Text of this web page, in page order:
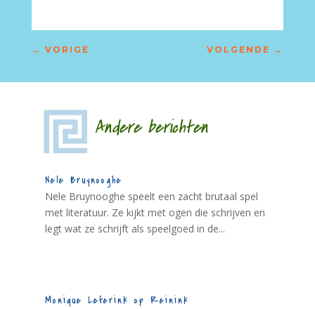
← VORIGE VOLGENDE →
Andere berichten
Nele Bruynooghe
Nele Bruynooghe speelt een zacht brutaal spel
met literatuur. Ze kijkt met ogen die schrijven en
legt wat ze schrijft als speelgoed in de...
Monique Leferink op Reinink